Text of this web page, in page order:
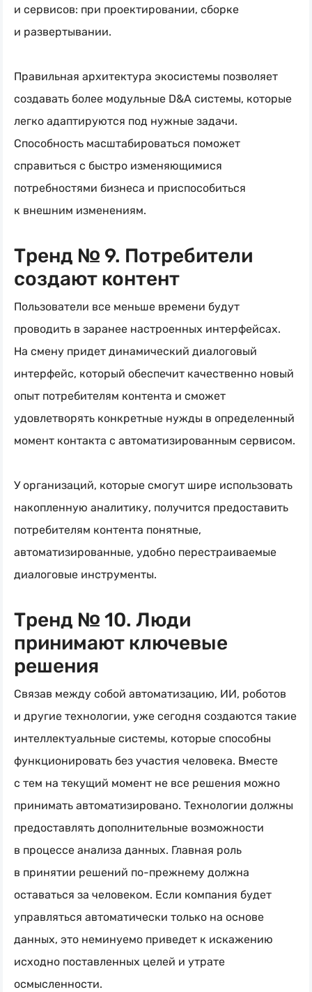
и сервисов: при проектировании, сборке
и развертывании.
Правильная архитектура экосистемы позволяет
создавать более модульные D&A системы, которые
легко адаптируются под нужные задачи.
Способность масштабироваться поможет
справиться с быстро изменяющимися
потребностями бизнеса и приспособиться
к внешним изменениям.
Тренд № 9. Потребители
создают контент
Пользователи все меньше времени будут
проводить в заранее настроенных интерфейсах.
На смену придет динамический диалоговый
интерфейс, который обеспечит качественно новый
опыт потребителям контента и сможет
удовлетворять конкретные нужды в определенный
момент контакта с автоматизированным сервисом.
У организаций, которые смогут шире использовать
накопленную аналитику, получится предоставить
потребителям контента понятные,
автоматизированные, удобно перестраиваемые
диалоговые инструменты.
Тренд № 10. Люди
принимают ключевые
решения
Связав между собой автоматизацию, ИИ, роботов
и другие технологии, уже сегодня создаются такие
интеллектуальные системы, которые способны
функционировать без участия человека. Вместе
с тем на текущий момент не все решения можно
принимать автоматизировано. Технологии должны
предоставлять дополнительные возможности
в процессе анализа данных. Главная роль
в принятии решений по-прежнему должна
оставаться за человеком. Если компания будет
управляться автоматически только на основе
данных, это неминуемо приведет к искажению
исходно поставленных целей и утрате
осмысленности.